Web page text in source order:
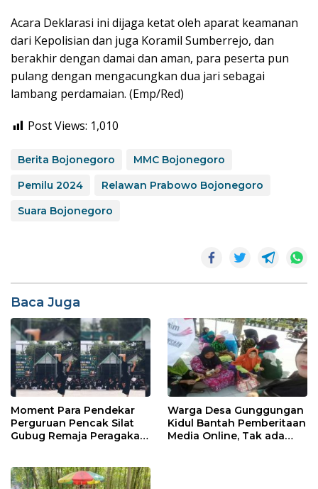
Acara Deklarasi ini dijaga ketat oleh aparat keamanan
dari Kepolisian dan juga Koramil Sumberrejo, dan
berakhir dengan damai dan aman, para peserta pun
pulang dengan mengacungkan dua jari sebagai
lambang perdamaian. (Emp/Red)
Post Views: 1,010
Berita Bojonegoro
MMC Bojonegoro
Pemilu 2024
Relawan Prabowo Bojonegoro
Suara Bojonegoro
Baca Juga
Moment Para Pendekar
Perguruan Pencak Silat
Gubug Remaja Peragakan
Warga Desa Gunggungan
Kidul Bantah Pemberitaan
Media Online, Tak ada